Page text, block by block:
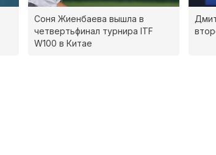
Соня Жиенбаева вышла в
четвертьфинал турнира ITF
W100 в Китае